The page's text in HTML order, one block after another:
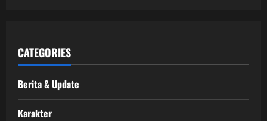
CATEGORIES
Berita & Update
Karakter